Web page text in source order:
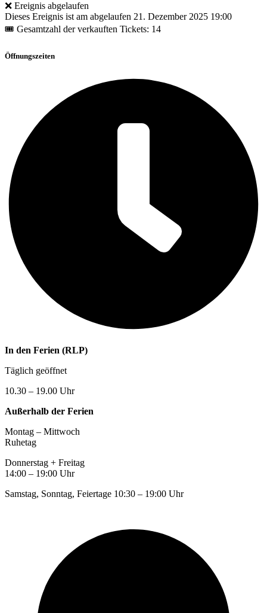
❌ Ereignis abgelaufen
Dieses Ereignis ist am abgelaufen 21. Dezember 2025 19:00
🎟 Gesamtzahl der verkauften Tickets: 14
Öffnungszeiten
In den Ferien (RLP)
Täglich geöffnet
10.30 – 19.00 Uhr
Außerhalb der Ferien
Montag – Mittwoch
Ruhetag
Donnerstag + Freitag
14:00 – 19:00 Uhr
Samstag, Sonntag, Feiertage 10:30 – 19:00 Uhr